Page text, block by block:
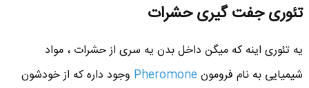
تئوری جفت گیری حشرات
یه تئوری اینه که میگن داخل بدن یه سری از حشرات ، مواد
شیمیایی به نام فرومون Pheromone وجود داره که از خودشون